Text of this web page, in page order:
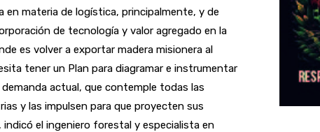
en materia de logística, principalmente, y de
de tecnología y valor agregado en la
es volver a exportar madera misionera al
tener un Plan para diagramar e instrumentar
actual, que contemple todas las
y las impulsen para que proyecten sus
indicó el ingeniero forestal y especialista en